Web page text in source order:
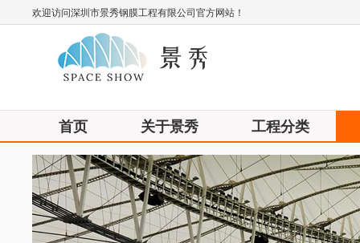
欢迎访问深圳市景秀钢膜工程有限公司官方网站！
首页 关于景秀 工程分类